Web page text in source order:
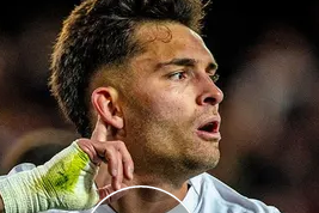
tres temporadas, sueña